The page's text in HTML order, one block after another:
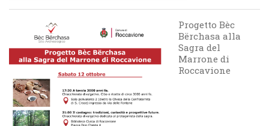
Progetto Bèc
Bërchasa alla
Sagra del
Marrone di
Roccavione